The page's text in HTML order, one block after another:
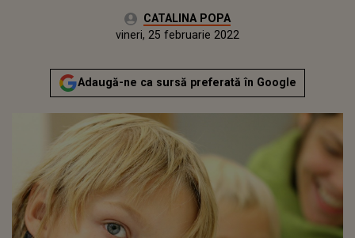
Autor:CATALINA POPA
vineri, 25 februarie 2022Actualizat:
vineri, 25 februarie 2022
Adaugă-ne ca sursă preferată în Google